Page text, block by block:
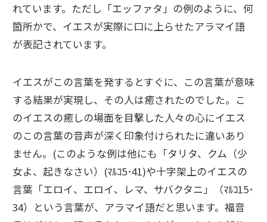
れています。ただし「エッファタ」の例のように、何
箇所かで、イエスが実際に口に上らせたアラマイ語
が表記されています。
イエスがこの言葉を発するとすぐに、この言葉が意味
する結果が実現し、その人は癒されたのでした。こ
のイエスの癒しの場面を目撃した人々の心にイエス
のこの言葉の音声が深く印象付けられたに違いあり
ません。(このような例は他にも「タリタ、クム（少
女よ、起きなさい）(ﾏﾙｺ5･41)や十字架上のイエスの
言葉「エロイ、エロイ、レマ、サバクタニ」（ﾏﾙｺ15･
34）という言葉が、アラマイ語だと思います。福音